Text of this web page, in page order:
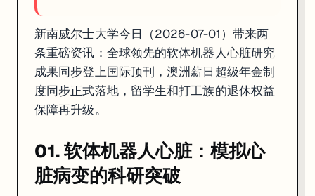
新南威尔士大学今日（2026-07-01）带来两
条重磅资讯：全球领先的软体机器人心脏研究
成果同步登上国际顶刊，澳洲薪日超级年金制
度同步正式落地，留学生和打工族的退休权益
保障再升级。
01. 软体机器人心脏：模拟心
脏病变的科研突破